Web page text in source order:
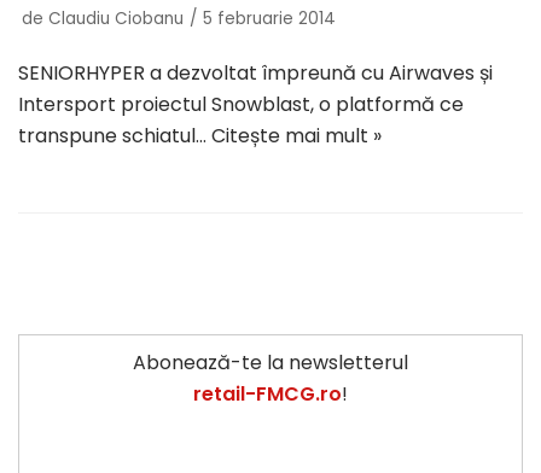
de Claudiu Ciobanu 5 februarie 2014
SENIORHYPER a dezvoltat împreună cu Airwaves și
Intersport proiectul Snowblast, o platformă ce
transpune schiatul… Citește mai mult »
Abonează-te la newsletterul
retail-FMCG.ro!